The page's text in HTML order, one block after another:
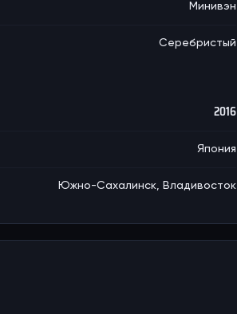
Минивэн
Серебристый
2016
Япония
Южно-Сахалинск, Владивосток